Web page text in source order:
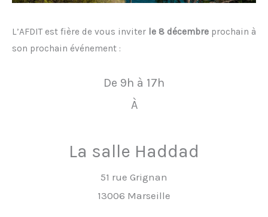
L’AFDIT est fière de vous inviter le 8 décembre prochain à
son prochain événement :
De 9h à 17h
À
La salle Haddad
51 rue Grignan
13006 Marseille